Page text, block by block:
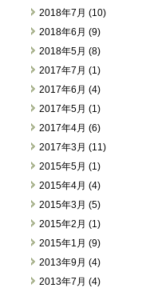
2018年7月 (10)
2018年6月 (9)
2018年5月 (8)
2017年7月 (1)
2017年6月 (4)
2017年5月 (1)
2017年4月 (6)
2017年3月 (11)
2015年5月 (1)
2015年4月 (4)
2015年3月 (5)
2015年2月 (1)
2015年1月 (9)
2013年9月 (4)
2013年7月 (4)